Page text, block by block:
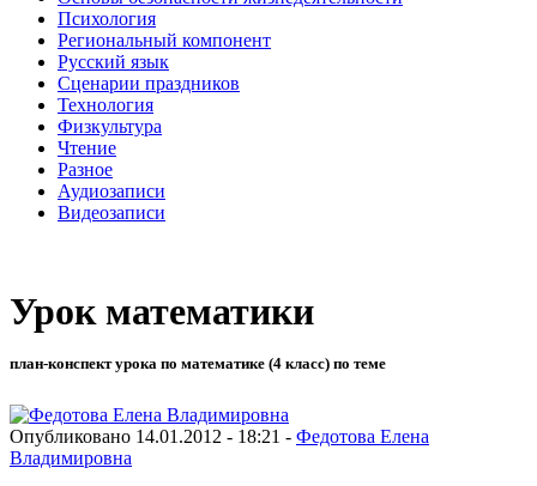
Психология
Региональный компонент
Русский язык
Сценарии праздников
Технология
Физкультура
Чтение
Разное
Аудиозаписи
Видеозаписи
Урок математики
план-конспект урока по математике (4 класс) по теме
Опубликовано 14.01.2012 - 18:21 - Федотова Елена
Владимировна